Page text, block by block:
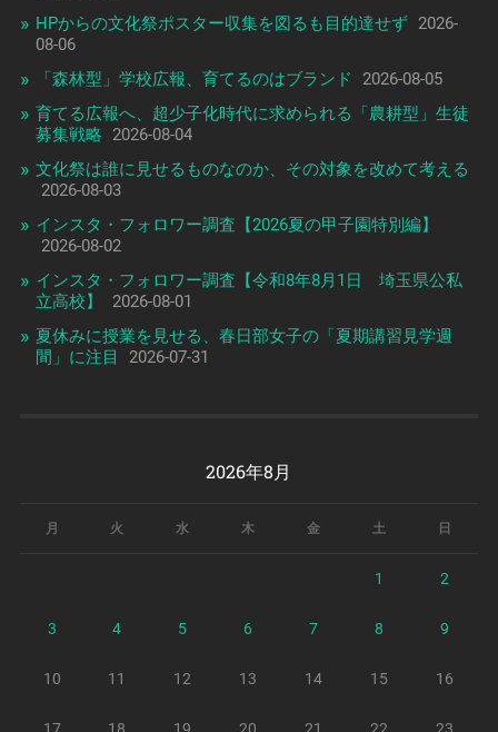
HPからの文化祭ポスター収集を図るも目的達せず 2026-
08-06
「森林型」学校広報、育てるのはブランド
2026-08-05
育てる広報へ、超少子化時代に求められる「農耕型」生徒
募集戦略
2026-08-04
文化祭は誰に見せるものなのか、その対象を改めて考える
2026-08-03
インスタ・フォロワー調査【2026夏の甲子園特別編】
2026-08-02
インスタ・フォロワー調査【令和8年8月1日 埼玉県公私
立高校】
2026-08-01
夏休みに授業を見せる、春日部女子の「夏期講習見学週
間」に注目
2026-07-31
2026年8月
月 火 水 木 金 土 日
1 2
3 4 5 6 7 8 9
10 11 12 13 14 15 16
17 18 19 20 21 22 23